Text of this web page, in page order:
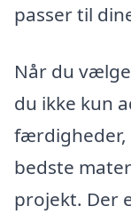
passer til
Når du
du ikke kun
færdigheder,
bedste
projekt. Der